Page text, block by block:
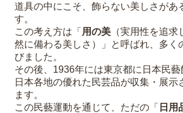
道具の中にこそ、飾らない美しさがあ
す。
この考え方は「 用の美 （実用性を追
然に備わる美しさ）」と呼ばれ、多く
びました。
その後、1936年には東京都に日本民藝
日本各地の優れた民芸品が収集・展示
ます。
この民藝運動を通じて、ただの「 日用